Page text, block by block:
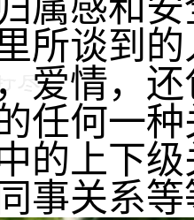
所谈到
爱情，
任何一
的上下
事关系